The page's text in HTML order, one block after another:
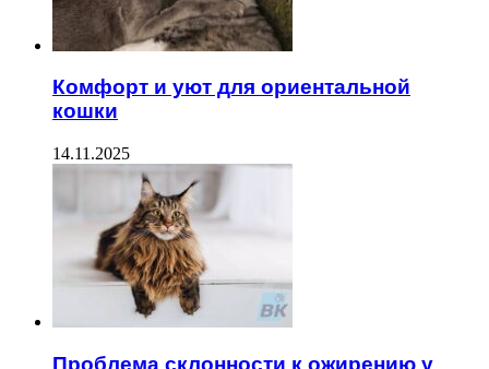
Комфорт и уют для ориентальной
кошки
14.11.2025
Проблема склонности к ожирению у